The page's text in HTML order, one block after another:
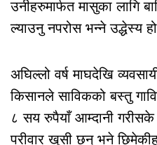
उनीहरुमार्फत मासुका लागि
ल्याउनु नपरोस भन्ने उद्धेस्य
अघिल्लो वर्ष माघदेखि
किसानले साविकको बस्तु
८ सय रुपैयाँ आम्दानी गरीसके
परीवार खुसी छन् भने